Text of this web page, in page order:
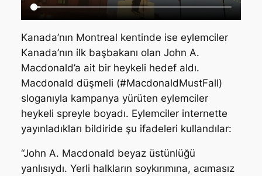
Kanada’nın Montreal kentinde ise eylemciler
Kanada’nın ilk başbakanı olan John A.
Macdonald’a ait bir heykeli hedef aldı.
Macdonald düşmeli (#MacdonaldMustFall)
sloganıyla kampanya yürüten eylemciler
heykeli spreyle boyadı. Eylemciler internette
yayınladıkları bildiride şu ifadeleri kullandılar:
“John A. Macdonald beyaz üstünlüğü
yanlısıydı. Yerli halkların soykırımına, acımasız